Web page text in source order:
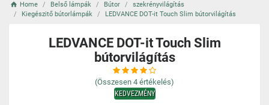
Home Belső lámpák Bútor
szekrényvilágítás
Kiegészitő bútorlámpák
LEDVANCE DOT-it Touch Slim bútorvilágítás
LEDVANCE DOT-it Touch Slim
bútorvilágítás
(Összesen 4 értékelés)
KEDVEZMÉNY